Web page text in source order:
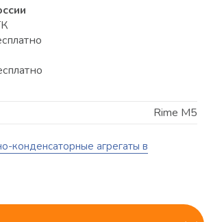
Rime M5
конденсаторные агрегаты в